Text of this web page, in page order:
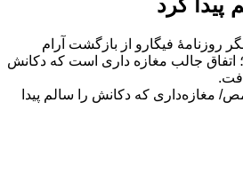
پیدا کرد
روزنامۀ فیگارو از بازگشت آرام
اتفاق جالب مغازه داری است که دکانش
مغازه‌داری که دکانش را سالم پیدا